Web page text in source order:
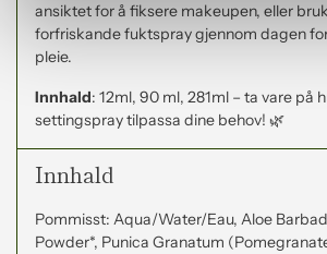
ansiktet for å fiksere makeupen, eller
forfriskande fuktspray gjennom dagen
pleie.
Innhald: 12ml, 90 ml, 281ml – ta vare på
settingspray tilpassa dine behov! 🌿
Innhald
Pommisst: Aqua/Water/Eau, Aloe
Powder*, Punica Granatum